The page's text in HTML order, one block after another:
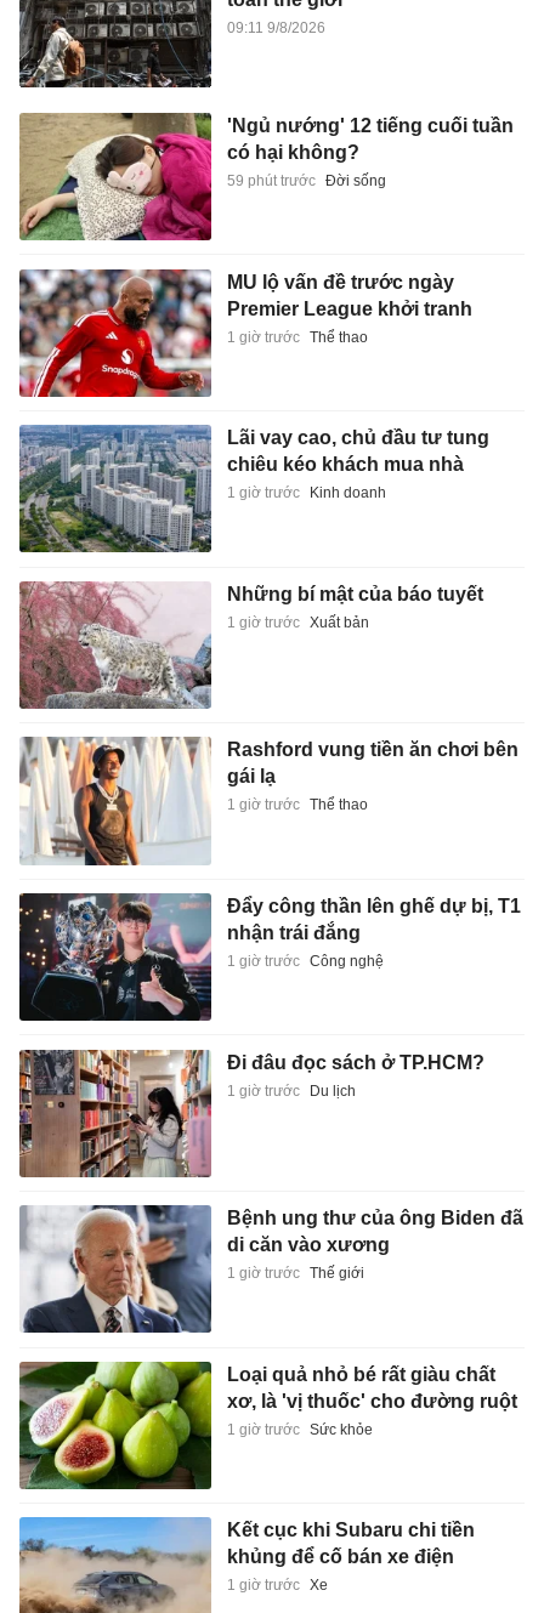
09:11 9/8/2026
'Ngủ nướng' 12 tiếng cuối tuần
có hại không?
59 phút trước Đời sống
MU lộ vấn đề trước ngày
Premier League khởi tranh
1 giờ trước Thể thao
Lãi vay cao, chủ đầu tư tung
chiêu kéo khách mua nhà
1 giờ trước Kinh doanh
Những bí mật của báo tuyết
1 giờ trước Xuất bản
Rashford vung tiền ăn chơi bên
gái lạ
1 giờ trước Thể thao
Đẩy công thần lên ghế dự bị, T1
nhận trái đắng
1 giờ trước Công nghệ
Đi đâu đọc sách ở TP.HCM?
1 giờ trước Du lịch
Bệnh ung thư của ông Biden đã
di căn vào xương
1 giờ trước Thế giới
Loại quả nhỏ bé rất giàu chất
xơ, là 'vị thuốc' cho đường ruột
1 giờ trước Sức khỏe
Kết cục khi Subaru chi tiền
khủng để cố bán xe điện
1 giờ trước Xe